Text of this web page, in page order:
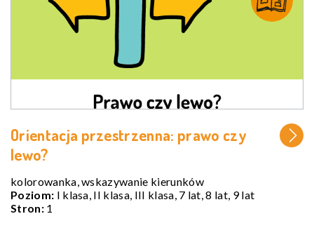
Orientacja przestrzenna: prawo czy
lewo?
kolorowanka, wskazywanie kierunków
Poziom: I klasa, II klasa, III klasa, 7 lat, 8 lat, 9 lat
Stron:1